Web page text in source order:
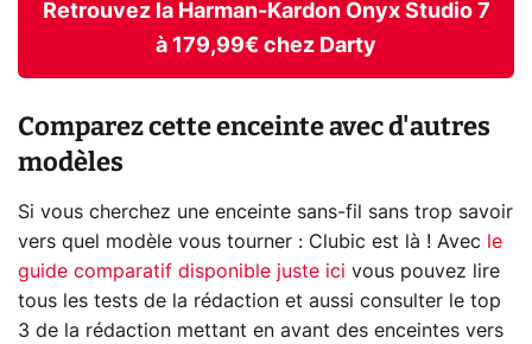
Retrouvez la Harman-Kardon Onyx Studio 7
à 179,99€ chez Darty
Comparez cette enceinte avec d'autres
modèles
Si vous cherchez une enceinte sans-fil sans trop savoir
vers quel modèle vous tourner : Clubic est là ! Avec
le
guide comparatif disponible juste ici vous pouvez lire
tous les tests de la rédaction et aussi consulter le top
3 de la rédaction mettant en avant des enceintes vers